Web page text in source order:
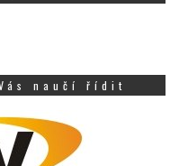
naučí řídit